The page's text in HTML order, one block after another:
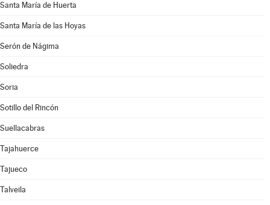
Santa María de Huerta
Santa María de las Hoyas
Serón de Nágima
Soliedra
Soria
Sotillo del Rincón
Suellacabras
Tajahuerce
Tajueco
Talveila